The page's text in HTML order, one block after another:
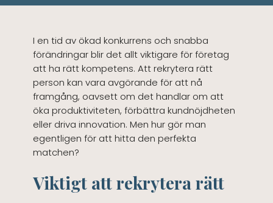
I en tid av ökad konkurrens och snabba
förändringar blir det allt viktigare för företag
att ha rätt kompetens. Att rekrytera rätt
person kan vara avgörande för att nå
framgång, oavsett om det handlar om att
öka produktiviteten, förbättra kundnöjdheten
eller driva innovation. Men hur gör man
egentligen för att hitta den perfekta
matchen?
Viktigt att rekrytera rätt